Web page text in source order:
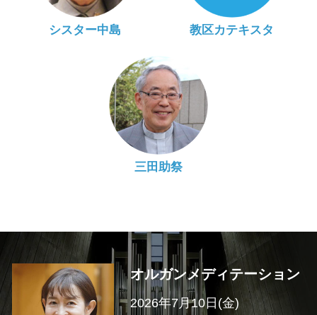
シスター中島 教区カテキスタ
三田助祭
オルガンメディテーション
2026年7月10日(金)